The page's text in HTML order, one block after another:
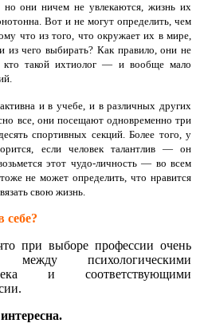
но они ничем не увлекаются, жизнь их
Вот и не могут определить, чем
что из того, что окружает их в мире,
из чего выбирать? Как правило, они не
кто такой ихтиолог — и вообще мало
и в учебе, и в различных других
все, они посещают одновременно три
спортивных секций. Более того, у
если человек талантлив — он
этот чудо-личность — во всем
не может определить, что нравится
свою жизнь.
себе?
при выборе профессии очень
между психологическими
и соответствующими